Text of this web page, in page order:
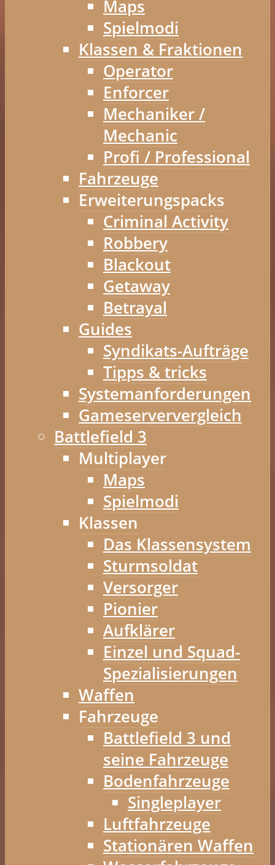
Maps
Spielmodi
Klassen & Fraktionen
Operator
Enforcer
Mechaniker /
Mechanic
Profi / Professional
Fahrzeuge
Erweiterungspacks
Criminal Activity
Robbery
Blackout
Getaway
Betrayal
Guides
Syndikats-Aufträge
Tipps & tricks
Systemanforderungen
Gameserververgleich
Battlefield 3
Multiplayer
Maps
Spielmodi
Klassen
Das Klassensystem
Sturmsoldat
Versorger
Pionier
Aufklärer
Einzel und Squad-
Spezialisierungen
Waffen
Fahrzeuge
Battlefield 3 und
seine Fahrzeuge
Bodenfahrzeuge
Singleplayer
Luftfahrzeuge
Stationären Waffen